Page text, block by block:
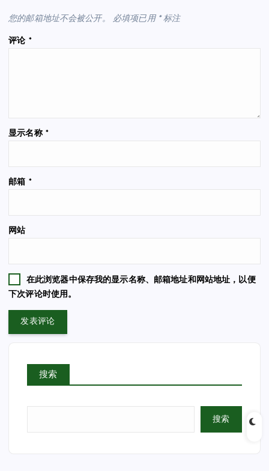
您的邮箱地址不会被公开。 必填项已用 *标注
评论 *
显示名称 *
邮箱 *
网站
在此浏览器中保存我的显示名称、邮箱地址和网站地址，以便
下次评论时使用。
搜索
搜索